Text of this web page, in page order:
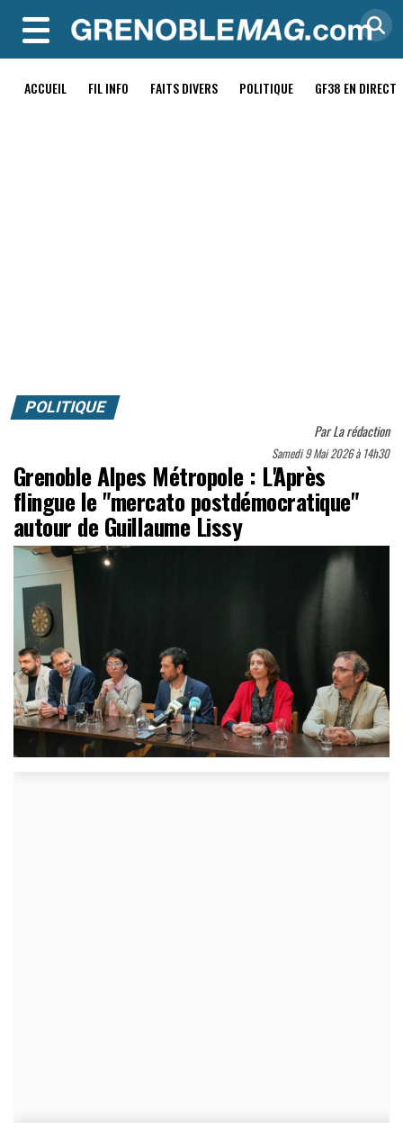
MENU
ACCUEIL FIL INFO FAITS DIVERS POLITIQUE GF38 EN DIRECT
POLITIQUE
ParLa rédaction
Samedi 9 Mai 2026 à 14h30
Grenoble Alpes Métropole : L'Après
flingue le "mercato postdémocratique"
autour de Guillaume Lissy